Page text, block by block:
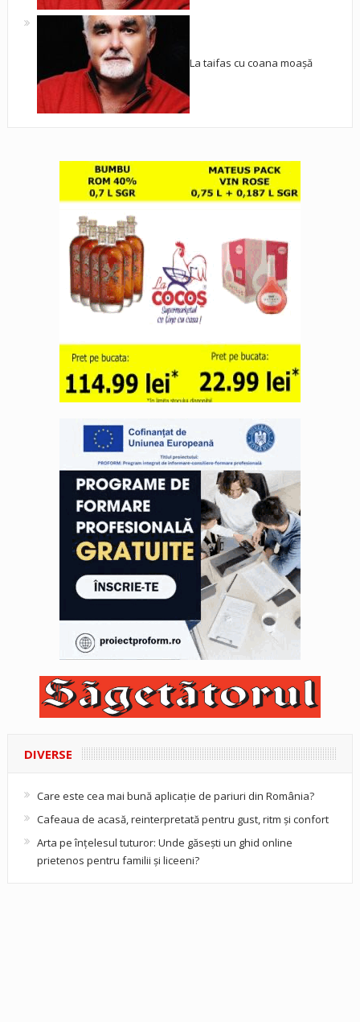
La taifas cu coana moașă
DIVERSE
Care este cea mai bună aplicație de pariuri din România?
Cafeaua de acasă, reinterpretată pentru gust, ritm și confort
Arta pe înțelesul tuturor: Unde găsești un ghid online
prietenos pentru familii și liceeni?